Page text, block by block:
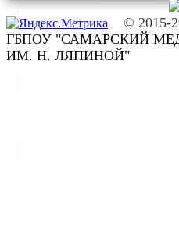
© 2015-
ГБПОУ "САМАРСКИЙ
ИМ. Н. ЛЯПИНОЙ"